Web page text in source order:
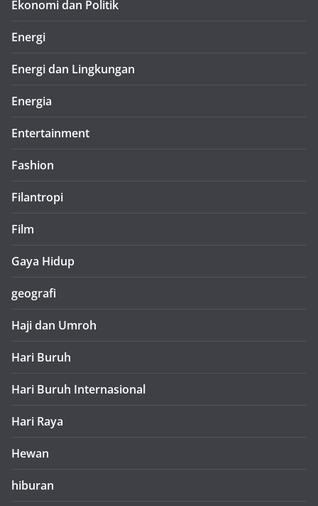
Ekonomi dan Politik
Energi
Energi dan Lingkungan
Energia
Entertainment
Fashion
Filantropi
Film
Gaya Hidup
geografi
Haji dan Umroh
Hari Buruh
Hari Buruh Internasional
Hari Raya
Hewan
hiburan